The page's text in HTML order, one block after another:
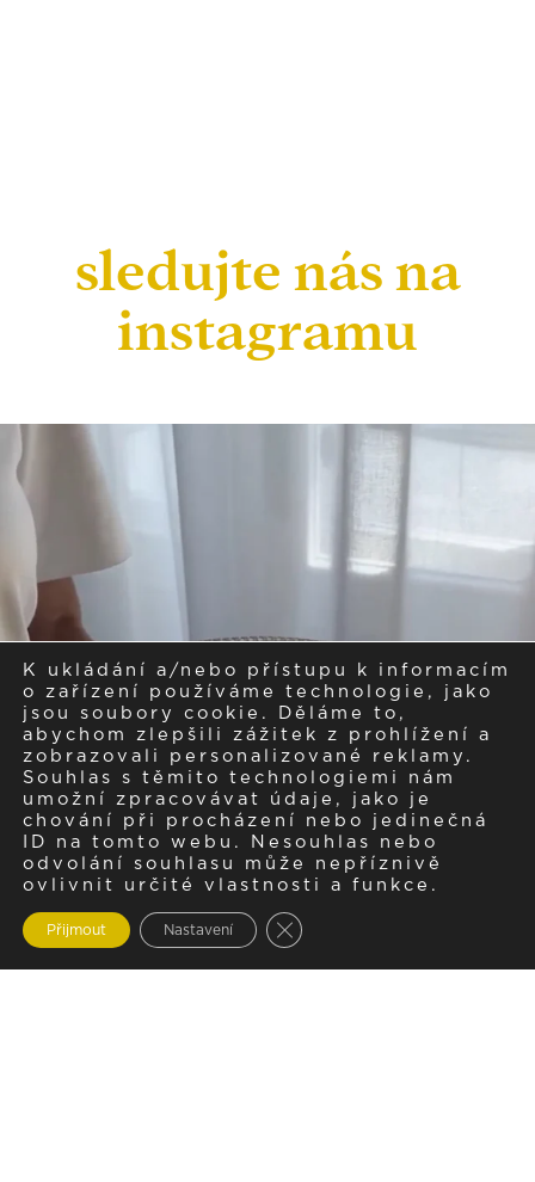
sledujte nás na
instagramu
K ukládání a/nebo přístupu k informacím
o zařízení používáme technologie, jako
jsou soubory cookie. Děláme to,
abychom zlepšili zážitek z prohlížení a
zobrazovali personalizované reklamy.
Souhlas s těmito technologiemi nám
umožní zpracovávat údaje, jako je
chování při procházení nebo jedinečná
ID na tomto webu. Nesouhlas nebo
odvolání souhlasu může nepříznivě
ovlivnit určité vlastnosti a funkce.
Přijmout Nastavení Zavřít cookie lištu GDPR